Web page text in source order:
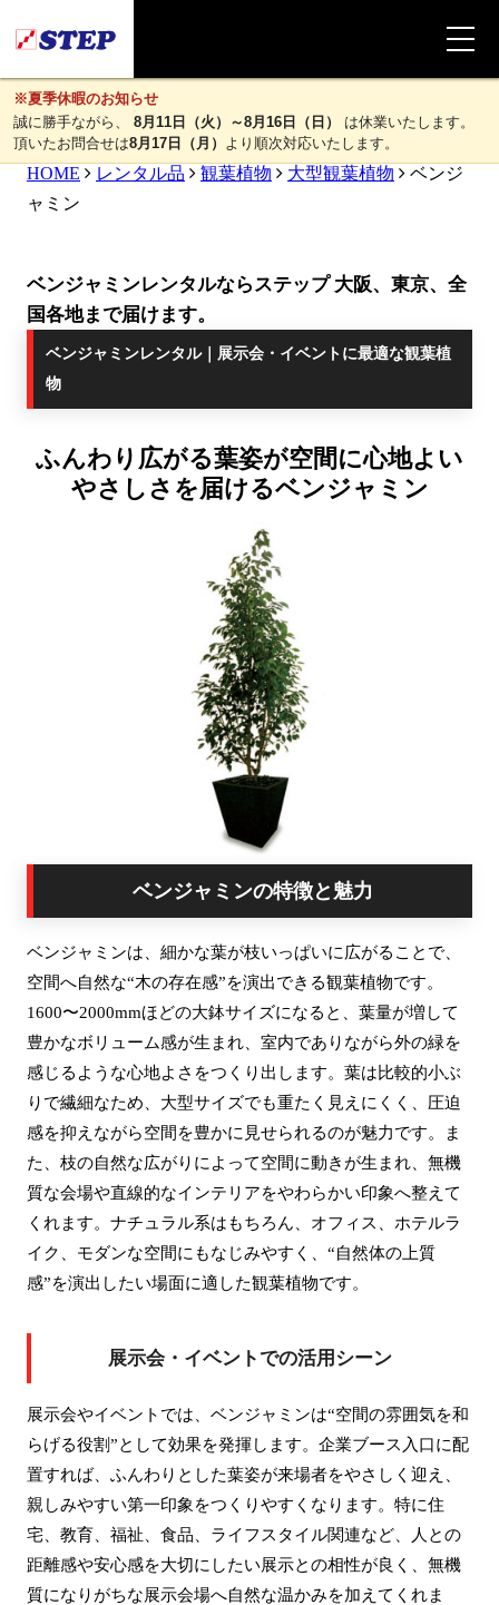
※夏季休暇のお知らせ
誠に勝手ながら、
8月11日（火）～8月16日（日） は休業いたします。
頂いたお問合せは8月17日（月） より順次対応いたします。
HOME レンタル品 観葉植物 大型観葉植物
ベンジ
ャミン
ベンジャミンレンタルならステップ 大阪、東京、全
国各地まで届けます。
ベンジャミンレンタル｜展示会・イベントに最適な観葉植
物
ふんわり広がる葉姿が空間に心地よい
やさしさを届けるベンジャミン
ベンジャミンの特徴と魅力
ベンジャミンは、細かな葉が枝いっぱいに広がることで、
空間へ自然な“木の存在感”を演出できる観葉植物です。
1600〜2000mmほどの大鉢サイズになると、葉量が増して
豊かなボリューム感が生まれ、室内でありながら外の緑を
感じるような心地よさをつくり出します。葉は比較的小ぶ
りで繊細なため、大型サイズでも重たく見えにくく、圧迫
感を抑えながら空間を豊かに見せられるのが魅力です。ま
た、枝の自然な広がりによって空間に動きが生まれ、無機
質な会場や直線的なインテリアをやわらかい印象へ整えて
くれます。ナチュラル系はもちろん、オフィス、ホテルラ
イク、モダンな空間にもなじみやすく、“自然体の上質
感”を演出したい場面に適した観葉植物です。
展示会・イベントでの活用シーン
展示会やイベントでは、ベンジャミンは“空間の雰囲気を和
らげる役割”として効果を発揮します。企業ブース入口に配
置すれば、ふんわりとした葉姿が来場者をやさしく迎え、
親しみやすい第一印象をつくりやすくなります。特に住
宅、教育、福祉、食品、ライフスタイル関連など、人との
距離感や安心感を大切にしたい展示との相性が良く、無機
質になりがちな展示会場へ自然な温かみを加えてくれま